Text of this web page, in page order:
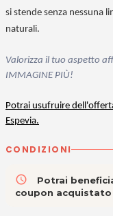
si stende senza nessuna
naturali.
Valorizza il tuo aspetto
IMMAGINE PIÙ!
Potrai usufruire
Espevia.
CONDIZIONI
access_time
Potrai
coupon acquistato